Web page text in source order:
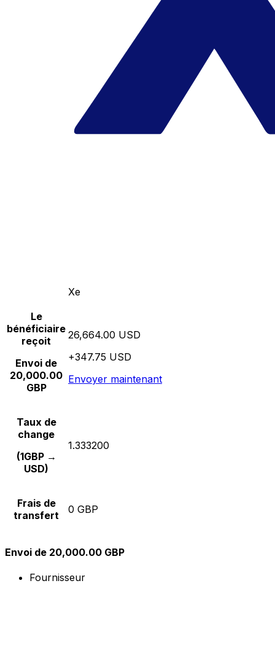
Xe
Le
bénéficiaire
reçoit
Envoi de
20,000.00
GBP
26,664.00 USD
+347.75 USD
Envoyer maintenant
Taux de
change
(1GBP →
USD)
1.333200
Frais de
transfert
0 GBP
Envoi de 20,000.00 GBP
Fournisseur